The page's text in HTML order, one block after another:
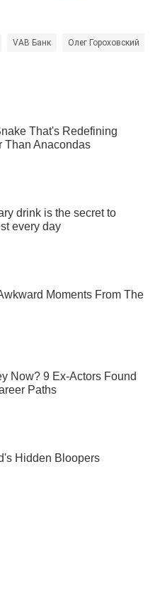
VAB Банк Олег Гороховский